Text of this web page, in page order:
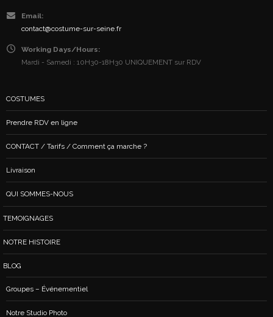
Email:
contact@costume-sur-seine.fr
Working Days/Hours:
Mardi - Samedi : 10H30-18H30 UNIQUEMENT sur RDV
COSTUMES
Prendre RDV en ligne
CONTACT / Tarifs / Comment ça marche ?
Livraison
QUI SOMMES-NOUS
TEMOIGNAGES
NOTRE HISTOIRE
BLOG
Groupes – Événementiel
Notre Studio Photo